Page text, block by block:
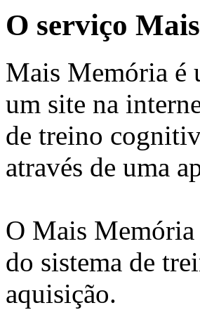
O serviço
Mais Memória é
um site na
de treino
através de uma
O Mais
do sistema de
aquisição.